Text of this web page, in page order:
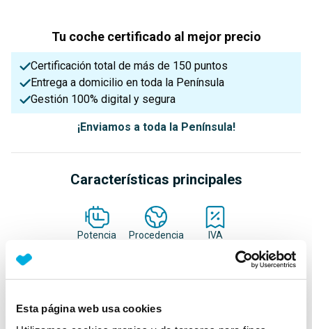
Esta página web usa cookies
Tu coche certificado al mejor precio
Certificación total de más de 150 puntos
Entrega a domicilio en toda la Península
Gestión 100% digital y segura
¡Enviamos a toda la Península!
Características principales
Potencia Procedencia IVA
Deducible
Nº Asientos Matriculación